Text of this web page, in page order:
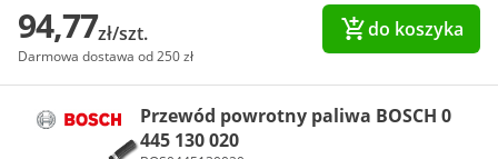
94,77zł/szt.
Darmowa dostawa od 250 zł
do koszyka
Przewód powrotny paliwa BOSCH 0
445 130 020